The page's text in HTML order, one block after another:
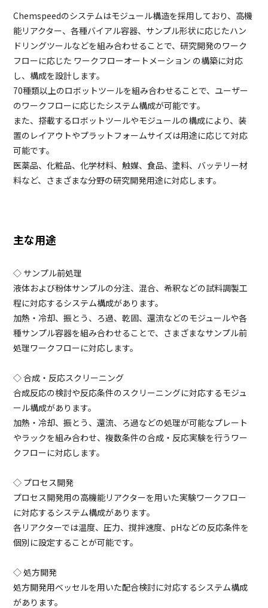
Chemspeedのシステムはモジュール構造を採用しており、高機
能リアクター、各種バイアル容器、サンプル形状に応じたハン
ドリングツールなどを組み合わせることで、研究開発のワーク
フローに応じた ワークフローオートメーション の構築に対応
し、構成を設計します。
70種類以上のロボットツールを組み合わせることで、ユーザー
のワークフローに応じたシステム構成が可能です。
また、搭載するロボットツールやモジュールの構成により、装
置のレイアウトやプラットフォームサイズは用途に応じて対応
可能です。
医薬品、化粧品、化学材料、触媒、食品、塗料、バッテリー材
料など、さまざまな分野の研究開発用途に対応します。
主な用途
◇ サンプル前処理
液体および粉体サンプルの分注、混合、希釈などの試料調製工
程に対応するシステム構成があります。
加熱・冷却、振とう、ろ過、乾固、還流などのモジュールや各
種サンプル容器を組み合わせることで、さまざまなサンプル前
処理ワークフローに対応します。
◇ 合成・反応スクリーニング
合成反応の検討や反応条件のスクリーニングに対応するモジュ
ール構成があります。
加熱・冷却、振とう、還流、ろ過などの処理が可能なプレート
やラックを組み合わせ、複数条件の合成・反応実験を行うワー
クフローに対応します。
◇ プロセス開発
プロセス開発用の高機能リアクターを用いた実験ワークフロー
に対応するシステム構成があります。
各リアクターでは温度、圧力、撹拌速度、pHなどの反応条件を
個別に設定することが可能です。
◇ 処方開発
処方開発用ベッセルを用いた配合検討に対応するシステム構成
があります。